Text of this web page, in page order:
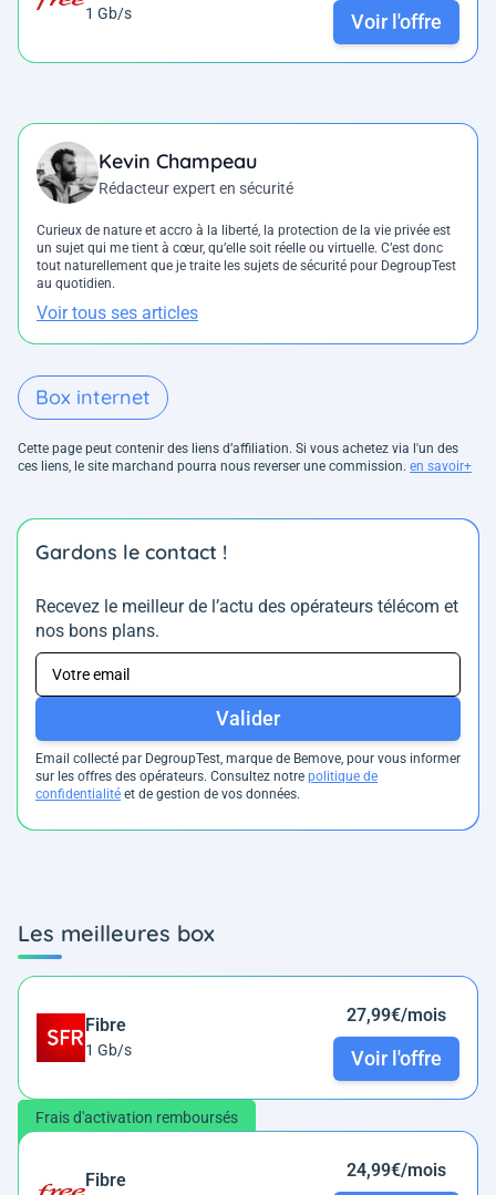
1 Gb/s Voir l'offre
Kevin Champeau
Rédacteur expert en sécurité
Curieux de nature et accro à la liberté, la protection de la vie privée est
un sujet qui me tient à cœur, qu’elle soit réelle ou virtuelle. C’est donc
tout naturellement que je traite les sujets de sécurité pour DegroupTest
au quotidien.
Voir tous ses articles
Box internet
Cette page peut contenir des liens d’affiliation. Si vous achetez via l'un des
ces liens, le site marchand pourra nous reverser une commission. en savoir+
Gardons le contact !
Recevez le meilleur de l’actu des opérateurs télécom et
nos bons plans.
Valider
Email collecté par DegroupTest, marque de Bemove, pour vous informer
sur les offres des opérateurs. Consultez notre politique de
confidentialité et de gestion de vos données.
Les meilleures box
Fibre
1 Gb/s
27,99€/mois
Voir l'offre
Frais d'activation remboursés
Fibre 24,99€/mois